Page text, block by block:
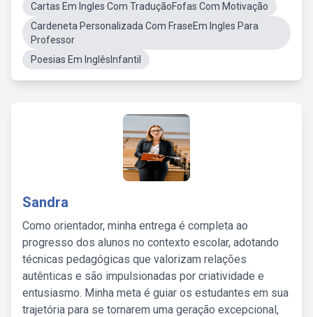
Cartas Em Ingles Com TraduçãoFofas Com Motivação
Cardeneta Personalizada Com FraseEm Ingles Para
Professor
Poesias Em InglêsInfantil
Sandra
Como orientador, minha entrega é completa ao
progresso dos alunos no contexto escolar, adotando
técnicas pedagógicas que valorizam relações
autênticas e são impulsionadas por criatividade e
entusiasmo. Minha meta é guiar os estudantes em sua
trajetória para se tornarem uma geração excepcional,